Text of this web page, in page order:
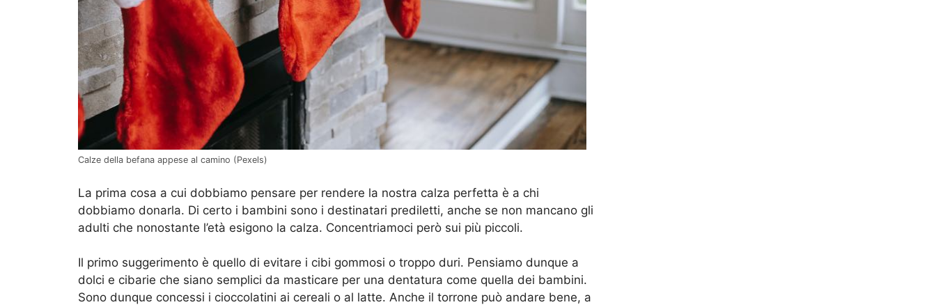
Calze della befana appese al camino (Pexels)
La prima cosa a cui dobbiamo pensare per rendere la nostra calza perfetta è a chi
dobbiamo donarla. Di certo i bambini sono i destinatari prediletti, anche se non mancano gli
adulti che nonostante l’età esigono la calza. Concentriamoci però sui più piccoli.
Il primo suggerimento è quello di evitare i cibi gommosi o troppo duri. Pensiamo dunque a
dolci e cibarie che siano semplici da masticare per una dentatura come quella dei bambini.
Sono dunque concessi i cioccolatini ai cereali o al latte. Anche il torrone può andare bene, a